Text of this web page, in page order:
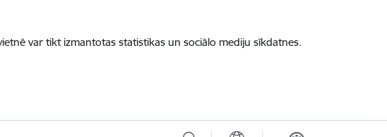
var tikt izmantotas statistikas un sociālo mediju sīkdatnes.